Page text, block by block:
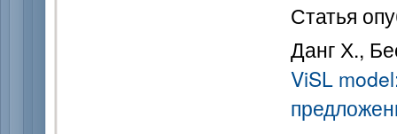
Статья
Данг Х.,
ViSL